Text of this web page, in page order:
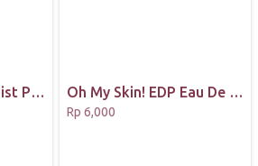
Oh My Skin! Body Mist Parfum Badan Oh My Skin! EDP Eau De Parfum Roll On and Spray
Rp 6,000